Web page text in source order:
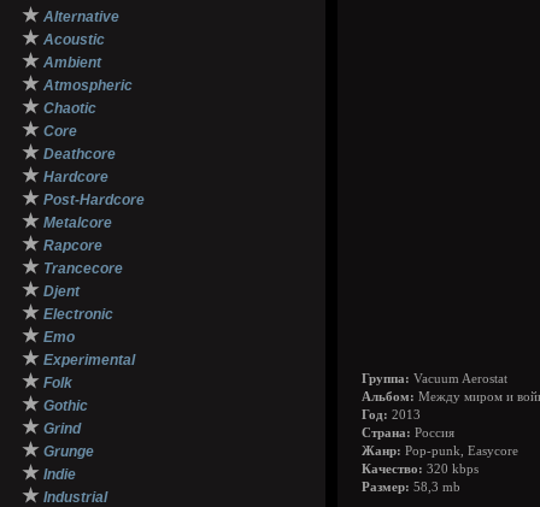
★ Alternative
★ Acoustic
★ Ambient
★ Atmospheric
★ Chaotic
★ Core
★ Deathcore
★ Hardcore
★ Post-Hardcore
★ Metalcore
★ Rapcore
★ Trancecore
★ Djent
★ Electronic
★ Emo
★ Experimental
★ Folk
★ Gothic
★ Grind
★ Grunge
★ Indie
★ Industrial
Группа: Vacuum Aerostat
Альбом: Между миром и
Год: 2013
Страна: Россия
Жанр: Pop-punk, Easycore
Качество: 320 kbps
Размер: 58,3 mb